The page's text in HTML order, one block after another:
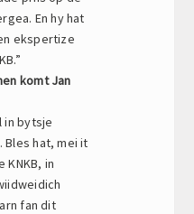
En hy hat
ekspertize
komt Jan
in bytsje
Bles hat, mei it
in
fan dit